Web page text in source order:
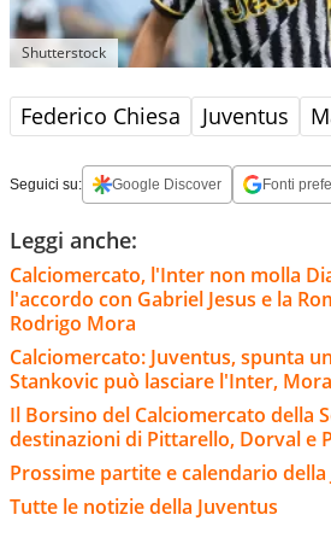
Shutterstock
Federico Chiesa Juventus
Seguici su: Google Discover Fonti
Leggi anche:
Calciomercato, l'Inter non molla
l'accordo con Gabriel Jesus e la
Rodrigo Mora
Calciomercato: Juventus, spunta
Stankovic può lasciare l'Inter,
Il Borsino del Calciomercato della
destinazioni di Pittarello, Dorval e
Prossime partite e calendario della
Tutte le notizie della Juventus